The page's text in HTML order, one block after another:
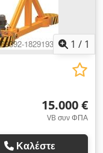
1 / 1
15.000 €
VB συν ΦΠΑ
Καλέστε